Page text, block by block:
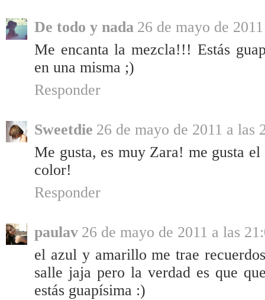
De todo y nada 26 de mayo de
Me encanta la mezcla!!! Estás
en una misma ;)
Responder
Sweetdie 26 de mayo de 2011 a las
Me gusta, es muy Zara! me gusta
color!
Responder
paulav 26 de mayo de 2011 a las
el azul y amarillo me trae
salle jaja pero la verdad es que
estás guapísima :)